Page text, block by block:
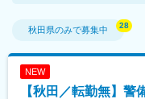
秋田県のみで募集中
NEW
【秋田／転勤無】